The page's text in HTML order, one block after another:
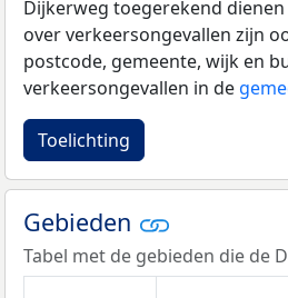
Dijkerweg toegerekend
over verkeersongevallen zijn
postcode, gemeente, wijk en
verkeersongevallen in de
Toelichting
Gebieden
Tabel met de gebieden die de